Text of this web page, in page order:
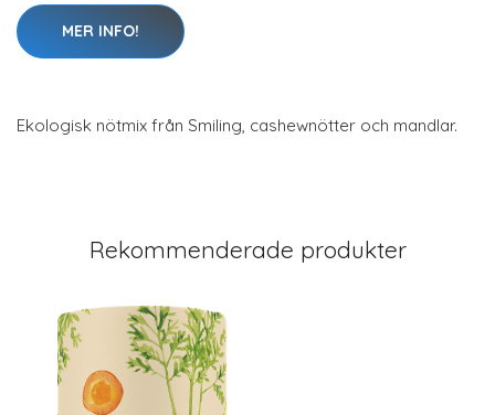
MER INFO!
Ekologisk nötmix från Smiling, cashewnötter och mandlar.
Rekommenderade produkter